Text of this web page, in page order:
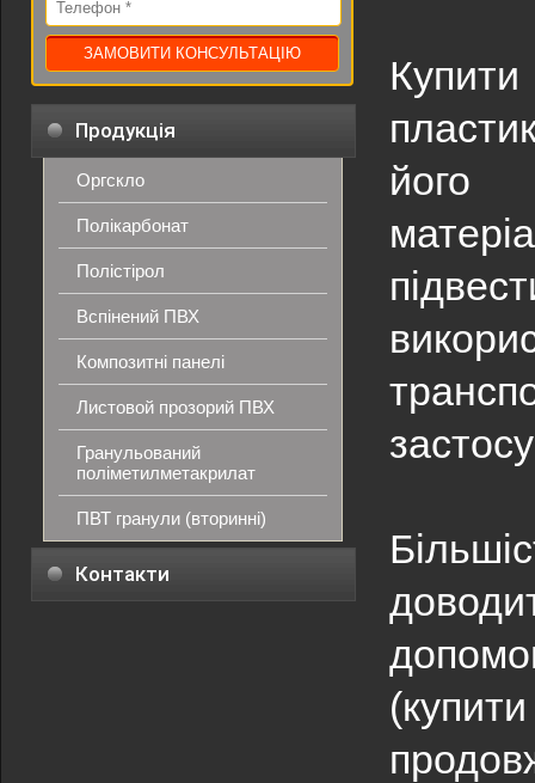
Продукція
Оргскло
Полікарбонат
Полістірол
Вспінений ПВХ
Композитні панелі
Листовой прозорий ПВХ
Гранульований
поліметилметакрилат
ПВТ гранули (вторинні)
Контакти
його